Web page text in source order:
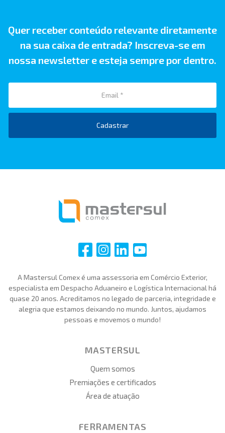
Quer receber conteúdo relevante diretamente
na sua caixa de entrada? Inscreva-se em
nossa newsletter e esteja sempre por dentro.
Cadastrar
i i i i
A Mastersul Comex é uma assessoria em Comércio Exterior,
especialista em Despacho Aduaneiro e Logística Internacional há
quase 20 anos. Acreditamos no legado de parceria, integridade e
alegria que estamos deixando no mundo. Juntos, ajudamos
pessoas e movemos o mundo!
MASTERSUL
Quem somos
Premiações e certificados
Área de atuação
FERRAMENTAS